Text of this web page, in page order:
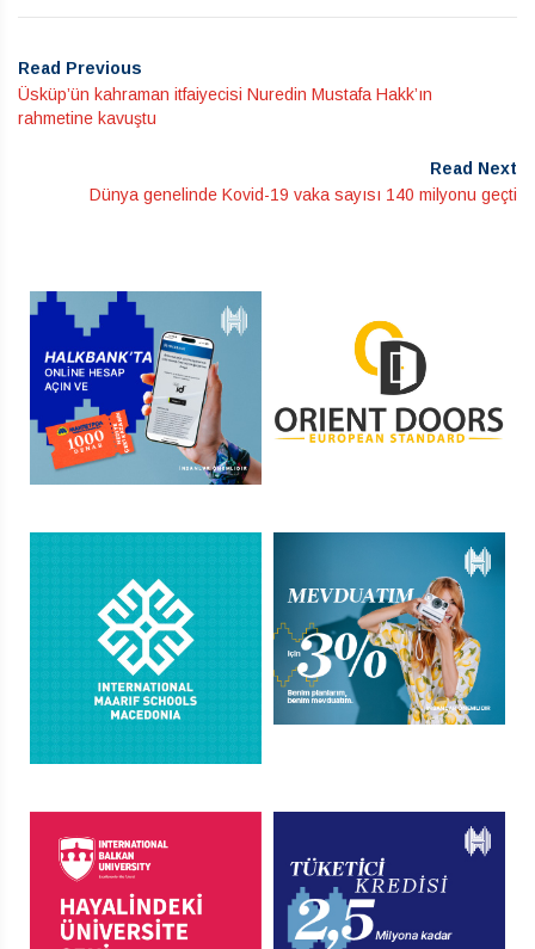
Read Previous
Üsküp’ün kahraman itfaiyecisi Nuredin Mustafa Hakk’ın
rahmetine kavuştu
Read Next
Dünya genelinde Kovid-19 vaka sayısı 140 milyonu geçti